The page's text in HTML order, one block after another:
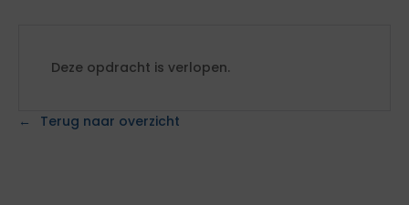
Deze opdracht is verlopen.
Terug naar overzicht